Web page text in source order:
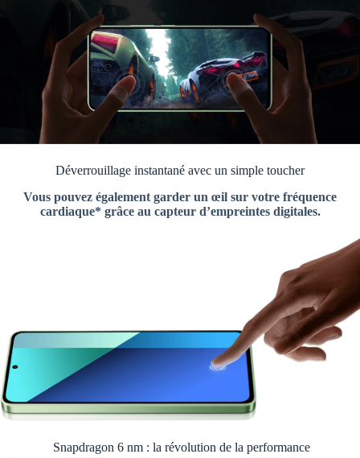
Déverrouillage instantané avec un simple toucher
Vous pouvez également garder un œil sur votre fréquence
cardiaque* grâce au capteur d’empreintes digitales.
Snapdragon 6 nm : la révolution de la performance